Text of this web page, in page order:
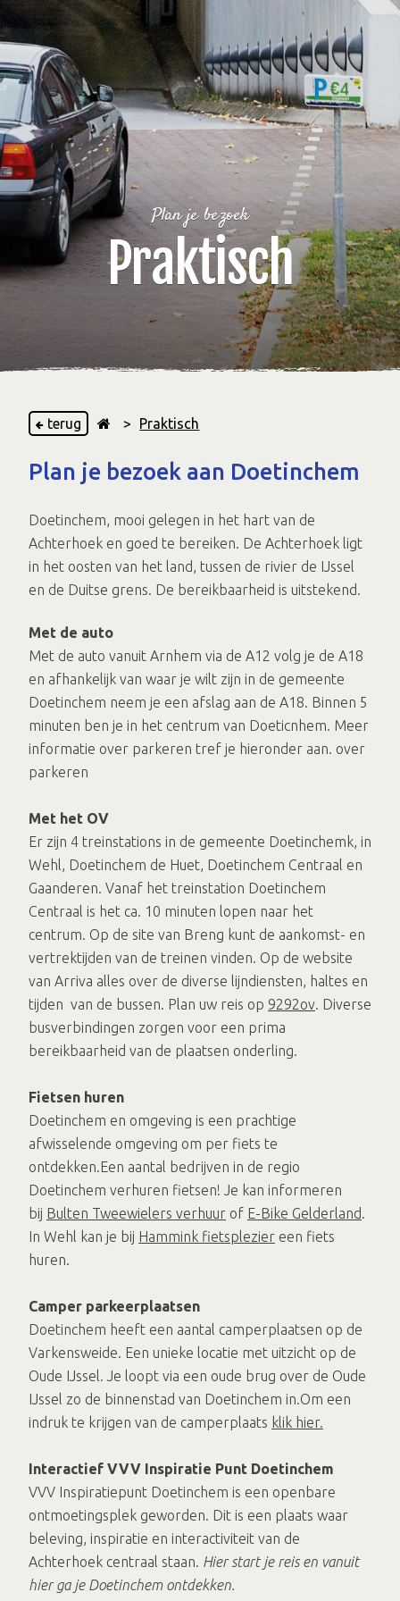
Plan je bezoek
Praktisch
terug > Praktisch
Plan je bezoek aan Doetinchem
Doetinchem, mooi gelegen in het hart van de
Achterhoek en goed te bereiken. De Achterhoek ligt
in het oosten van het land, tussen de rivier de IJssel
en de Duitse grens. De bereikbaarheid is uitstekend.
Met de auto
Met de auto vanuit Arnhem via de A12 volg je de A18
en afhankelijk van waar je wilt zijn in de gemeente
Doetinchem neem je een afslag aan de A18. Binnen 5
minuten ben je in het centrum van Doeticnhem. Meer
informatie over parkeren tref je hieronder aan. over
parkeren
Met het OV
Er zijn 4 treinstations in de gemeente Doetinchemk, in
Wehl, Doetinchem de Huet, Doetinchem Centraal en
Gaanderen. Vanaf het treinstation Doetinchem
Centraal is het ca. 10 minuten lopen naar het
centrum. Op de site van Breng kunt de aankomst- en
vertrektijden van de treinen vinden. Op de website
van Arriva alles over de diverse lijndiensten, haltes en
tijden van de bussen. Plan uw reis op 9292ov. Diverse
busverbindingen zorgen voor een prima
bereikbaarheid van de plaatsen onderling.
Fietsen huren
Doetinchem en omgeving is een prachtige
afwisselende omgeving om per fiets te
ontdekken.Een aantal bedrijven in de regio
Doetinchem verhuren fietsen! Je kan informeren
bij Bulten Tweewielers verhuur of E-Bike Gelderland.
In Wehl kan je bij Hammink fietsplezier een fiets
huren.
Camper parkeerplaatsen
Doetinchem heeft een aantal camperplaatsen op de
Varkensweide. Een unieke locatie met uitzicht op de
Oude IJssel. Je loopt via een oude brug over de Oude
IJssel zo de binnenstad van Doetinchem in.Om een
indruk te krijgen van de camperplaats klik hier.
Interactief VVV Inspiratie Punt Doetinchem
VVV Inspiratiepunt Doetinchem is een openbare
ontmoetingsplek geworden. Dit is een plaats waar
beleving, inspiratie en interactiviteit van de
Achterhoek centraal staan. Hier start je reis en vanuit
hier ga je Doetinchem ontdekken.